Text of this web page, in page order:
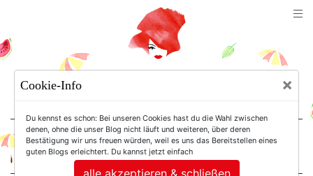
For Women. Not Girls.
Cookie-Info ×
Du kennst es schon: Bei unseren Cookies hast du die Wahl zwischen
denen, ohne die unser Blog nicht läuft und weiteren, über deren
Bestätigung wir uns freuen würden, weil es uns das Bereitstellen eines
guten Blogs erleichtert. Du kannst jetzt einfach
alle akzeptieren & schließen